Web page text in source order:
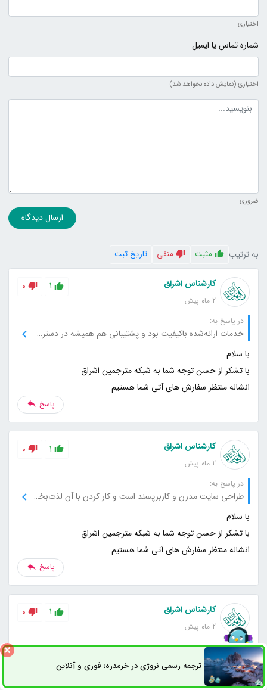
اختیاری
شماره تماس یا ایمیل
اختیاری (نمایش داده نخواهد شد)
متن دیدگاه
ضروری
ارسال دیدگاه
به ترتیب مثبت منفی تاریخ ثبت
کارشناس اشراق
2 ماه پیش
1
0
در پاسخ به:
خدمات ارائه‌شده باکیفیت بود و پشتیبانی هم همیشه در دسترس بود.
انشاله منتظر سفارش های آتی شما هستیم
پاسخ
کارشناس اشراق
2 ماه پیش
1
0
در پاسخ به:
طراحی سایت مدرن و کاربرپسند است و کار کردن با آن لذت‌بخش بود.
انشاله منتظر سفارش های آتی شما هستیم
پاسخ
کارشناس اشراق
2 ماه پیش
1
0
در پاسخ به:
ترجمه رسمی نروژی در خرمدره؛ فوری و آنلاینثبت سفارش راه های ارتباطی